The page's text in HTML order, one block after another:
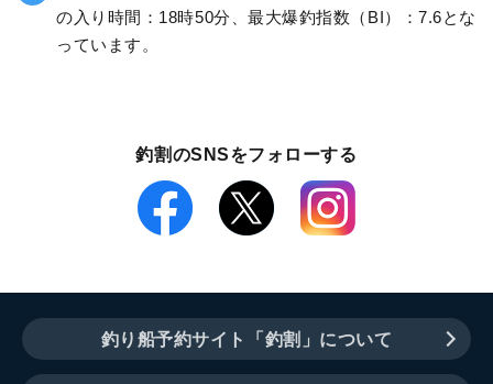
の入り時間：18時50分、最大爆釣指数（BI）：7.6とな
っています。
釣割のSNSをフォローする
釣り船予約サイト「釣割」について